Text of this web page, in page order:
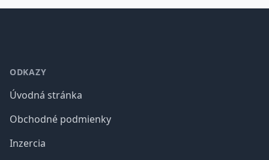
ODKAZY
Úvodná stránka
Obchodné podmienky
Inzercia